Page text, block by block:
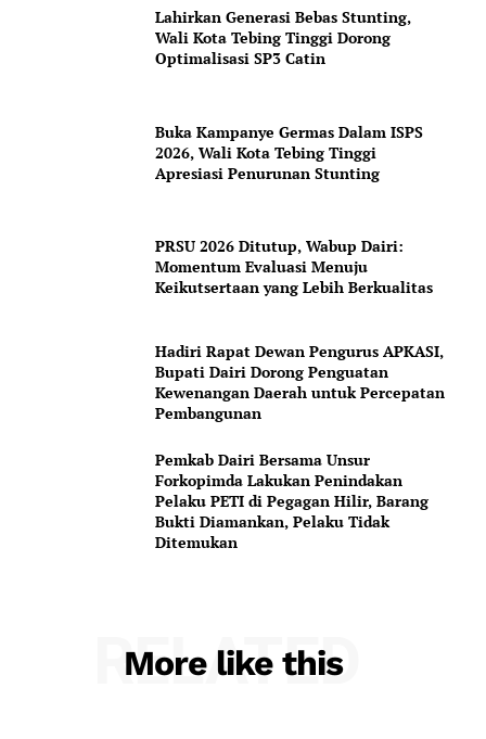
Company
Subscription Plans
Lahirkan Generasi Bebas Stunting,
Wali Kota Tebing Tinggi Dorong
Optimalisasi SP3 Catin
Buka Kampanye Germas Dalam ISPS
2026, Wali Kota Tebing Tinggi
Apresiasi Penurunan Stunting
PRSU 2026 Ditutup, Wabup Dairi:
Momentum Evaluasi Menuju
Keikutsertaan yang Lebih Berkualitas
Hadiri Rapat Dewan Pengurus APKASI,
Bupati Dairi Dorong Penguatan
Kewenangan Daerah untuk Percepatan
Pembangunan
Pemkab Dairi Bersama Unsur
Forkopimda Lakukan Penindakan
Pelaku PETI di Pegagan Hilir, Barang
Bukti Diamankan, Pelaku Tidak
Ditemukan
More like this
RELATED